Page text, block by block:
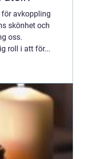
avkoppling
skönhet och
oss.
roll i att för...